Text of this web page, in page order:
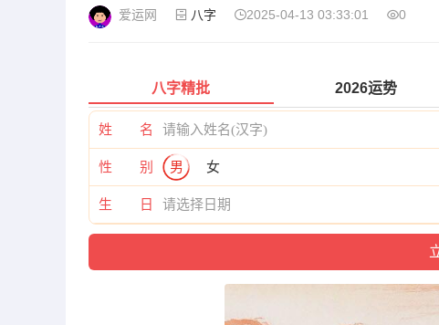
爱运网 八字 2025-04-13 03:33:01 0
八字精批 2026运势
姓 名
性 别 男 女
生 日